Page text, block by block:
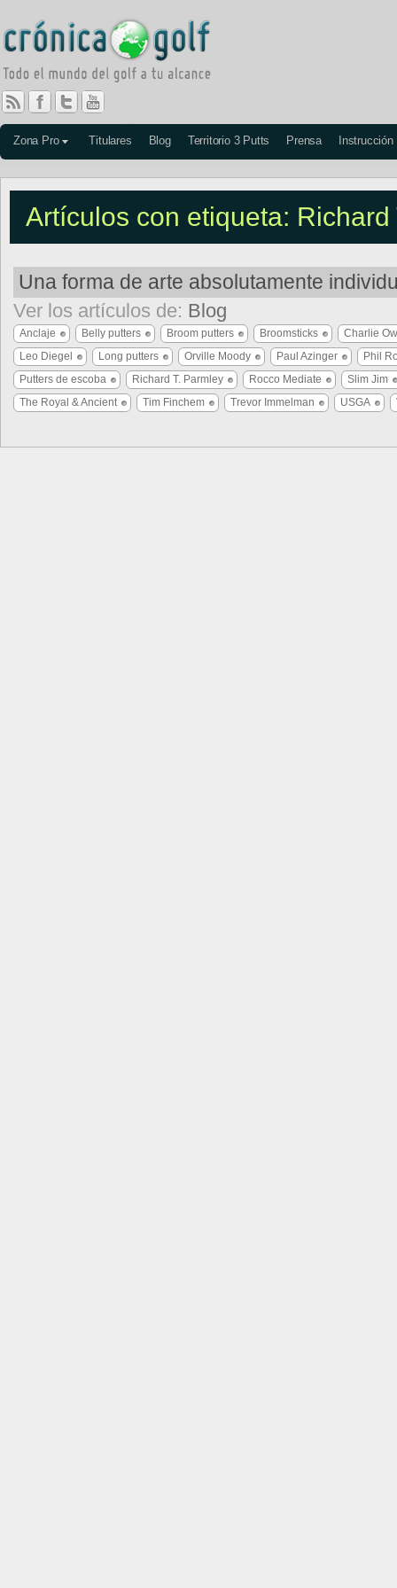
Zona Pro Titulares Blog Territorio 3 Putts Prensa Instrucción
Artículos con etiqueta: Richard
Una forma de arte absolutamente
Ver los artículos de: Blog
Anclaje Belly putters Broom putters Broomsticks
Charlie
Leo Diegel
Long putters Orville Moody Paul Azinger
Phil
Putters de escoba
Richard T. Parmley Rocco Mediate
Slim Jim
The Royal & Ancient
Tim Finchem Trevor Immelman USGA